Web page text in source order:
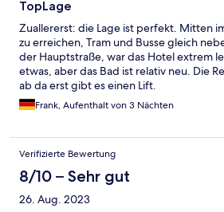
TopLage
Zuallererst: die Lage ist perfekt. Mitten
zu erreichen, Tram und Busse gleich
der Hauptstraße, war das Hotel extrem
etwas, aber das Bad ist relativ neu. Die
ab da erst gibt es einen Lift.
Frank, Aufenthalt von 3 Nächten
Verifizierte Bewertung
8/10 – Sehr gut
26. Aug. 2023